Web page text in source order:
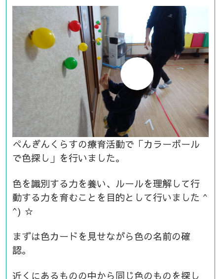
ぺんぎんくらすの療育活動で「カラーボール
で色探し」を行いました。
色を識別する力を養い、ルールを理解して行
動する力を育むことを目的として行いました ^
^) ☆
まずは色カードを見せながら色の名前の確
認。
近くにあるものの中から同じ色のものを探し